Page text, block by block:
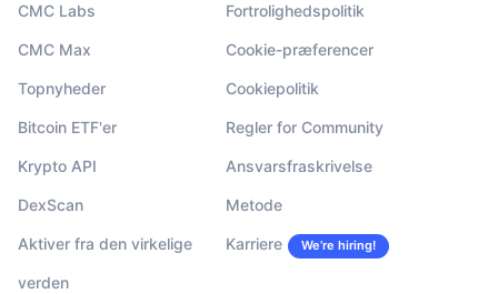
CMC Labs
CMC Max
Topnyheder
Bitcoin ETF'er
Krypto API
DexScan
Aktiver fra den virkelige
verden
Fortrolighedspolitik
Cookie-præferencer
Cookiepolitik
Regler for Community
Ansvarsfraskrivelse
Metode
Karriere We’re hiring!